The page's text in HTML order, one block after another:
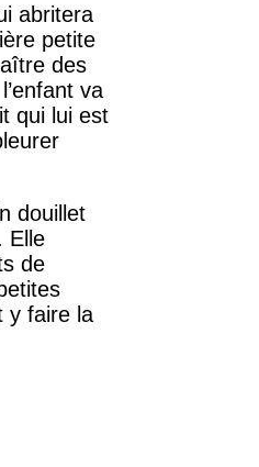
abritera
petite
des
va
qui lui est
douillet
Elle
de
y faire la